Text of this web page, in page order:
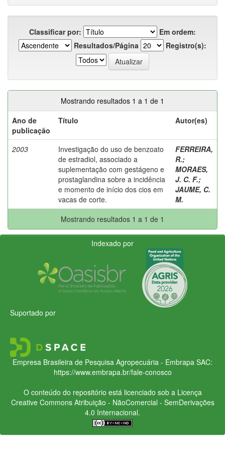
Classificar por:
Em ordem:
Resultados/Página
Registro(s):
Mostrando resultados 1 a 1 de 1
Ano de
publicação
Título Autor(es)
2003
Investigação do uso de benzoato
de estradiol, associado a
suplementação com gestágeno e
prostaglandina sobre a incidência
e momento de início dos cios em
vacas de corte.
FERREIRA,
R.;
MORAES,
J. C. F.;
JAUME, C.
M.
Mostrando resultados 1 a 1 de 1
Indexado por
Suportado por
Empresa Brasileira de Pesquisa Agropecuária - Embrapa SAC:
https://www.embrapa.br/fale-conosco
O conteúdo do repositório está licenciado sob a Licença
Creative CommonsAtribuição - NãoComercial - SemDerivações
4.0 Internacional.